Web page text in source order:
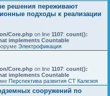
решения переживают
подходы к реализации
Core.php on line 1107: count():
implements Countable
Электрофикация
Core.php on line 1107: count():
implements Countable
Перспектива развития СТ Калезея
сооружений по